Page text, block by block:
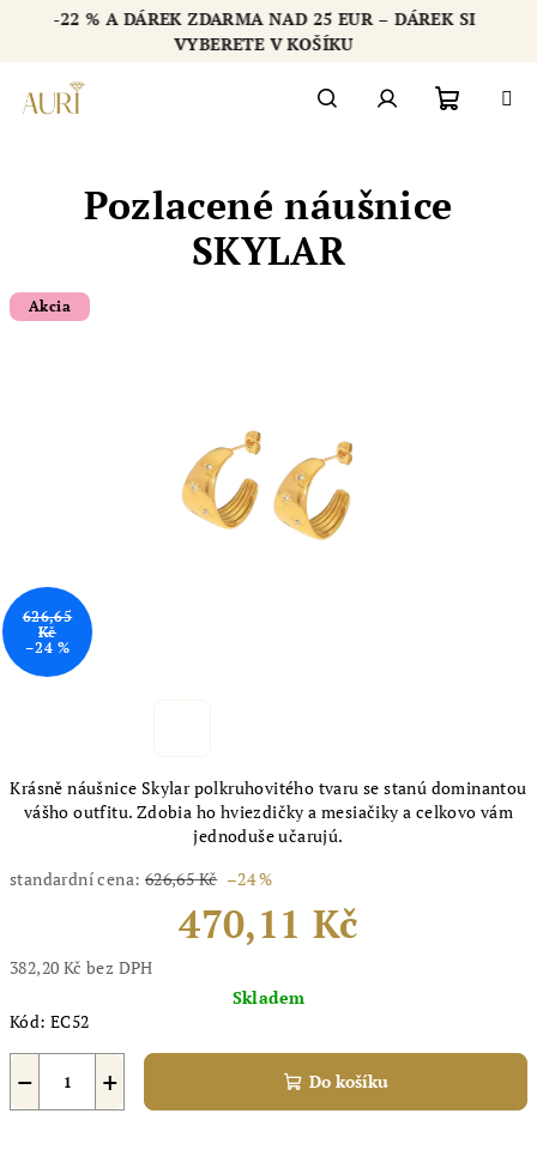
-22 % A DÁREK ZDARMA NAD 25 EUR – DÁREK SI
VYBERETE V KOŠÍKU
košík
Krásně náušnice Skylar polkruhovitého tvaru se stanú dominantou
vášho outfitu. Zdobia ho hviezdičky a mesiačiky a celkovo vám
jednoduše učarujú.
standardní cena: 626,65 Kč –24 %
470,11 Kč
382,20 Kč bez DPH
cena:
Skladem
Kód: EC52
+
− Do košíku
Pozlacené náušnice
SKYLAR
Akcia
626,65
Kč
–24 %
Chatbot šperkovnice AURI